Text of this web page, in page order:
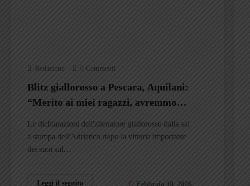
Redazione 0 Commenti
Blitz giallorosso a Pescara, Aquilani:
“Merito ai miei ragazzi, avremmo
Le dichiarazioni dell'allenatore giallorosso dalla sal
a stampa dell'Adriatico dopo la vittoria importante
dei suoi sul…
Leggi il seguito Febbraio 10, 2026